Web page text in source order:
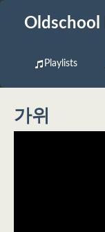
Oldschool
Playlists
가위